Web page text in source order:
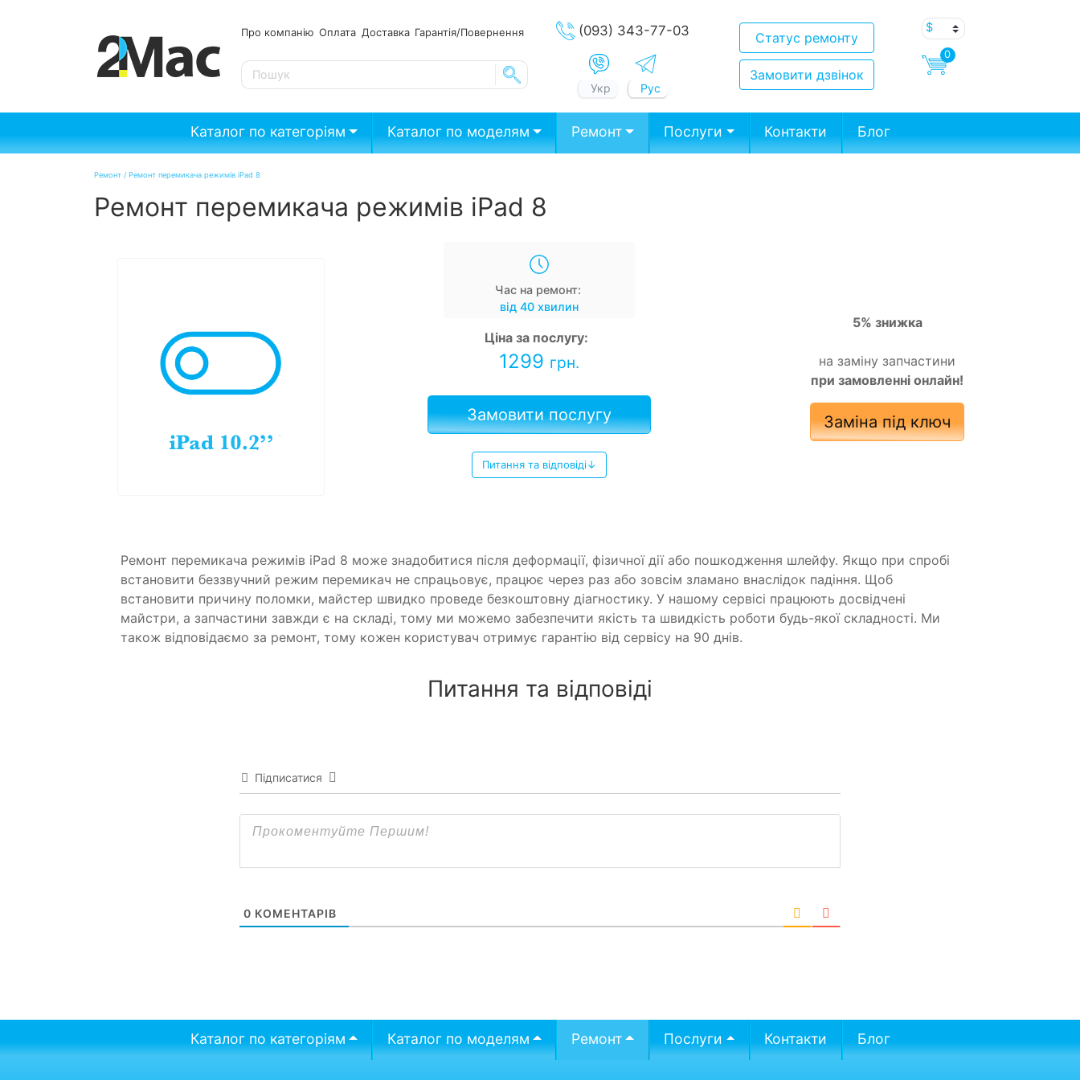
Про компанію Оплата Доставка Гарантія/Повернення
SE
(093) 343-77-03
Укр Рус
Статус ремонту
Замовити дзвінок
0
Каталог по категоріям Каталог по моделям Ремонт Послуги Контакти Блог
Ремонт / Ремонт перемикача режимів iPad 8
Ремонт перемикача режимів iPad 8
Час на ремонт:
від 40 хвилин
Ціна за послугу:
1299 грн.
Замовити послугу
Питання та відповіді↓
5% знижка
на заміну запчастини
при замовленні онлайн!
Заміна під ключ
Ремонт перемикача режимів iPad 8 може знадобитися після деформації, фізичної дії або пошкодження шлейфу. Якщо при спробі
встановити беззвучний режим перемикач не спрацьовує, працює через раз або зовсім зламано внаслідок падіння. Щоб
встановити причину поломки, майстер швидко проведе безкоштовну діагностику. У нашому сервісі працюють досвідчені
майстри, а запчастини завжди є на складі, тому ми можемо забезпечити якість та швидкість роботи будь-якої складності. Ми
також відповідаємо за ремонт, тому кожен користувач отримує гарантію від сервісу на 90 днів.
Питання та відповіді
Підписатися
0 КОМЕНТАРІВ
Каталог по категоріям Каталог по моделям Ремонт Послуги Контакти Блог